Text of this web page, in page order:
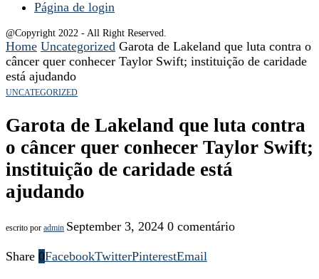
Página de login
@Copyright 2022 - All Right Reserved.
Home Uncategorized Garota de Lakeland que luta contra o
câncer quer conhecer Taylor Swift; instituição de caridade
está ajudando
UNCATEGORIZED
Garota de Lakeland que luta contra
o câncer quer conhecer Taylor Swift;
instituição de caridade está
ajudando
escrito por admin September 3, 2024 0 comentário
Share 0FacebookTwitterPinterestEmail